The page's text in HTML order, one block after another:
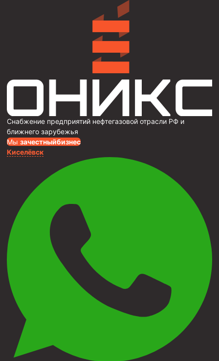
Снабжение предприятий нефтегазовой отрасли РФ и
ближнего зарубежья
Мы зачестныйбизнес
Киселёвск